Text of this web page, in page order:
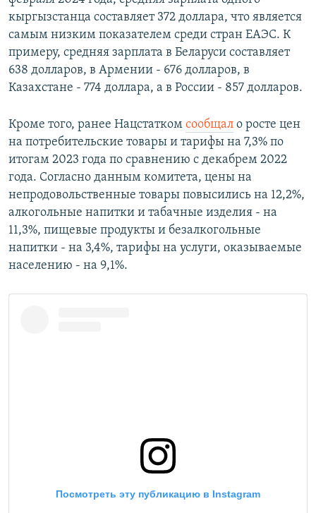
кыргызстанца составляет 372 доллара, что является
самым низким показателем среди стран ЕАЭС. К
примеру, средняя зарплата в Беларуси составляет
638 долларов, в Армении - 676 долларов, в
Казахстане - 774 доллара, а в России - 857 долларов.
Кроме того, ранее Нацстатком сообщал о росте цен
на потребительские товары и тарифы на 7,3% по
итогам 2023 года по сравнению с декабрем 2022
года. Согласно данным комитета, цены на
непродовольственные товары повысились на 12,2%,
алкогольные напитки и табачные изделия - на
11,3%, пищевые продукты и безалкогольные
напитки - на 3,4%, тарифы на услуги, оказываемые
населению - на 9,1%.